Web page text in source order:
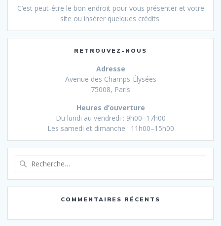
C’est peut-être le bon endroit pour vous présenter et votre
site ou insérer quelques crédits.
RETROUVEZ-NOUS
Adresse
Avenue des Champs-Élysées
75008, Paris
Heures d’ouverture
Du lundi au vendredi : 9h00–17h00
Les samedi et dimanche : 11h00–15h00
:
COMMENTAIRES RÉCENTS